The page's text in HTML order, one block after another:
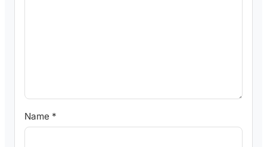
Name *